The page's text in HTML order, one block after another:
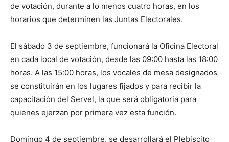
de votación, durante a lo menos cuatro horas, en los
horarios que determinen las Juntas Electorales.
El sábado 3 de septiembre, funcionará la Oficina Electoral
en cada local de votación, desde las 09:00 hasta las 18:00
horas. A las 15:00 horas, los vocales de mesa designados
se constituirán en los lugares fijados y para recibir la
capacitación del Servel, la que será obligatoria para
quienes ejerzan por primera vez esta función.
Domingo 4 de septiembre, se desarrollará el Plebiscito